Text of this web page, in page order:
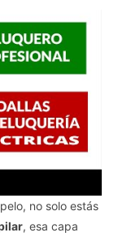
no solo estás
, esa capa